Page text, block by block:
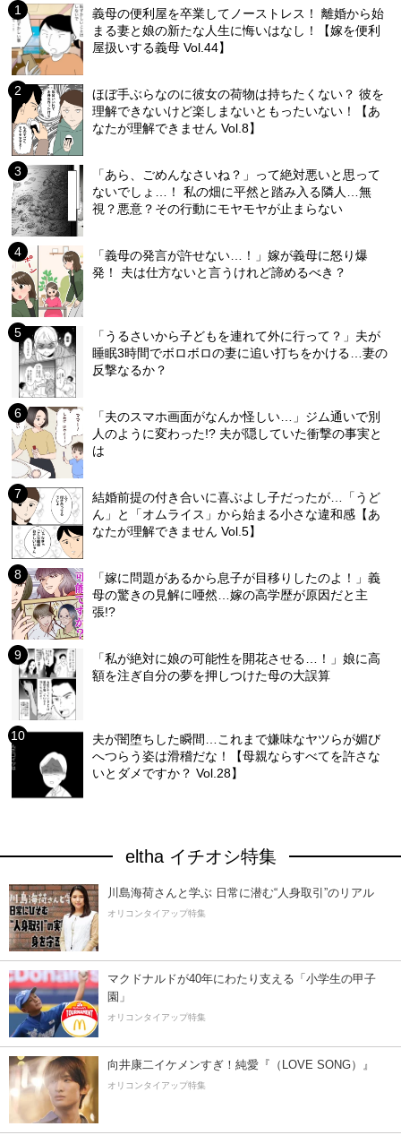
義母の便利屋を卒業してノーストレス！ 離婚から始
まる妻と娘の新たな人生に悔いはなし！【嫁を便利
屋扱いする義母 Vol.44】
ほぼ手ぶらなのに彼女の荷物は持ちたくない？ 彼を
理解できないけど楽しまないともったいない！【あ
なたが理解できません Vol.8】
「あら、ごめんなさいね？」って絶対悪いと思って
ないでしょ…！ 私の畑に平然と踏み入る隣人…無
視？悪意？その行動にモヤモヤが止まらない
「義母の発言が許せない…！」嫁が義母に怒り爆
発！ 夫は仕方ないと言うけれど諦めるべき？
「うるさいから子どもを連れて外に行って？」夫が
睡眠3時間でボロボロの妻に追い打ちをかける…妻の
反撃なるか？
「夫のスマホ画面がなんか怪しい…」ジム通いで別
人のように変わった!? 夫が隠していた衝撃の事実と
は
結婚前提の付き合いに喜ぶよし子だったが…「うど
ん」と「オムライス」から始まる小さな違和感【あ
なたが理解できません Vol.5】
「嫁に問題があるから息子が目移りしたのよ！」義
母の驚きの見解に唖然…嫁の高学歴が原因だと主
張!?
「私が絶対に娘の可能性を開花させる…！」娘に高
額を注ぎ自分の夢を押しつけた母の大誤算
夫が闇堕ちした瞬間…これまで嫌味なヤツらが媚び
へつらう姿は滑稽だな！【母親ならすべてを許さな
いとダメですか？ Vol.28】
eltha イチオシ特集
川島海荷さんと学ぶ 日常に潜む“人身取引”のリアル
オリコンタイアップ特集
マクドナルドが40年にわたり支える「小学生の甲子
園」
オリコンタイアップ特集
向井康二イケメンすぎ！純愛『（LOVE SONG）』
オリコンタイアップ特集